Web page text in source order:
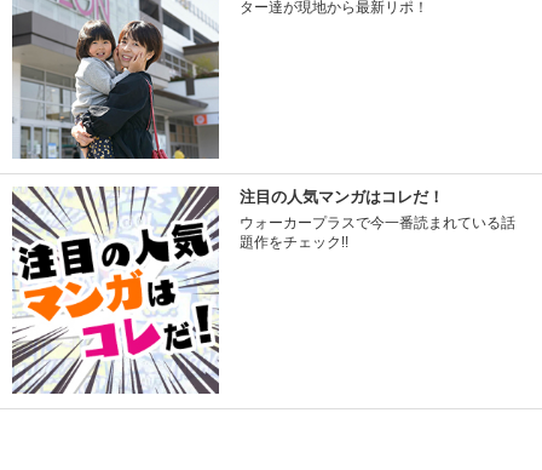
ター達が現地から最新リポ！
注目の人気マンガはコレだ！
ウォーカープラスで今一番読まれている話
題作をチェック!!